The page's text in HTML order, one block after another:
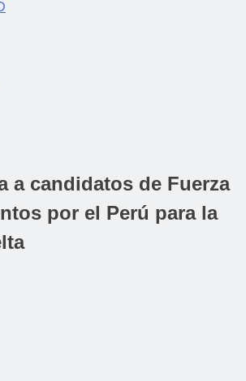
a candidatos de Fuerza
por el Perú para la